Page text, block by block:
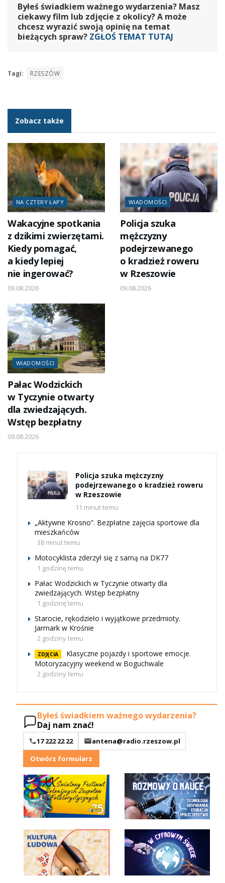
Byłeś świadkiem ważnego wydarzenia? Masz
ciekawy film lub zdjęcie z okolicy? A może
chcesz wyrazić swoją opinię na temat
bieżących spraw? ZGŁOŚ TEMAT TUTAJ
Tagi: RZESZÓW
Zobacz także
NA CZTERY ŁAPY
Wakacyjne spotkania
z dzikimi zwierzętami.
Kiedy pomagać,
a kiedy lepiej
nie ingerować?
09.08.2026
WIADOMOŚCI
Policja szuka
mężczyzny
podejrzewanego
o kradzież roweru
w Rzeszowie
09.08.2026
WIADOMOŚCI
Pałac Wodzickich
w Tyczynie otwarty
dla zwiedzających.
Wstęp bezpłatny
09.08.2026
Policja szuka mężczyzny
podejrzewanego o kradzież roweru
w Rzeszowie
11 minut temu
„Aktywne Krosno”. Bezpłatne zajęcia sportowe dla
mieszkańców
38 minut temu
Motocyklista zderzył się z sarną na DK77
1 godzinę temu
Pałac Wodzickich w Tyczynie otwarty dla
zwiedzających. Wstęp bezpłatny
1 godzinę temu
Starocie, rękodzieło i wyjątkowe przedmioty.
Jarmark w Krośnie
2 godziny temu
ZDJĘCIA
Klasyczne pojazdy i sportowe emocje.
Motoryzacyjny weekend w Boguchwale
2 godziny temu
Byłeś świadkiem ważnego wydarzenia?
Daj nam znać!
17 222 22 22
antena@radio.rzeszow.pl
Otwórz formularz